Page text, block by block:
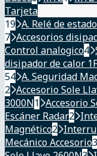
Tarjeta
19 A. Relé de
7 Accesorios
Control analogico4
disipador de calor 1F
54 A. Seguridad
2 Accesorio Sole
3000N1 Accesorio
Escáner Radar2
Magnético2
Mecánico Accesorio3